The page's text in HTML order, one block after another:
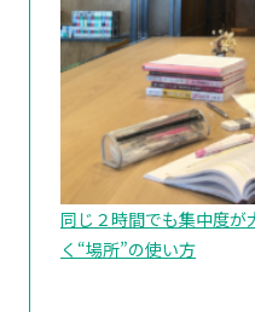
同じ２時間でも集中度が
く“場所”の使い方